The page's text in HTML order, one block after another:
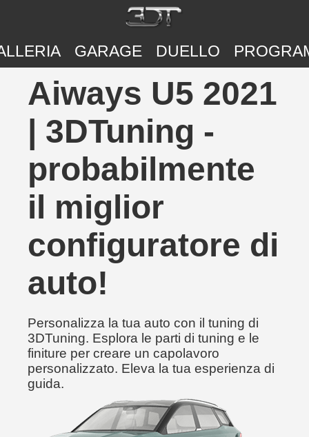
GARAGE DUELLO
Aiways U5 2021
| 3DTuning -
probabilmente
il miglior
configuratore di
auto!
Personalizza la tua auto con il tuning di
3DTuning. Esplora le parti di tuning e le
finiture per creare un capolavoro
personalizzato. Eleva la tua esperienza di
guida.